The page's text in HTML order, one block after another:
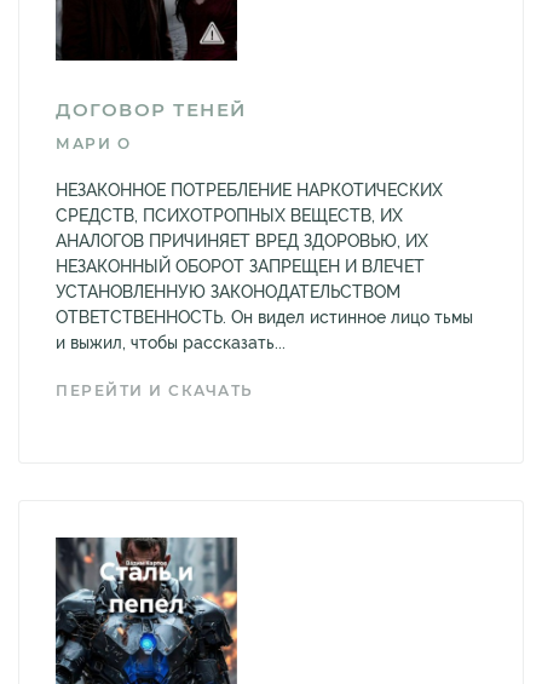
ДОГОВОР ТЕНЕЙ
МАРИ О
НЕЗАКОННОЕ ПОТРЕБЛЕНИЕ НАРКОТИЧЕСКИХ
СРЕДСТВ, ПСИХОТРОПНЫХ ВЕЩЕСТВ, ИХ
АНАЛОГОВ ПРИЧИНЯЕТ ВРЕД ЗДОРОВЬЮ, ИХ
НЕЗАКОННЫЙ ОБОРОТ ЗАПРЕЩЕН И ВЛЕЧЕТ
УСТАНОВЛЕННУЮ ЗАКОНОДАТЕЛЬСТВОМ
ОТВЕТСТВЕННОСТЬ. Он видел истинное лицо тьмы
и выжил, чтобы рассказать...
ПЕРЕЙТИ И СКАЧАТЬ